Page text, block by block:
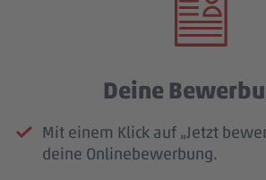
Deine
Mit einem Klick auf „Jetzt
deine Onlinebewerbung.